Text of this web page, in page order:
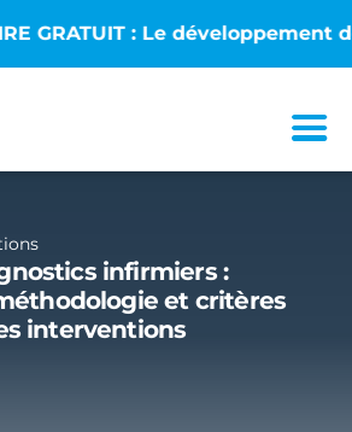
des
infirmiers :
et critères
interventions